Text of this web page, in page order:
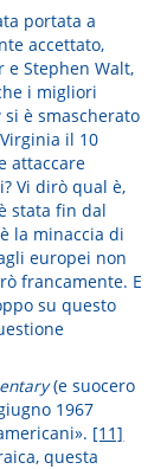
portata a
accettato,
e Stephen Walt,
i migliori
è smascherato
il 10
attaccare
Vi dirò qual è,
stata fin dal
la minaccia di
europei non
francamente. E
su questo
(e suocero
1967
[11]
questa